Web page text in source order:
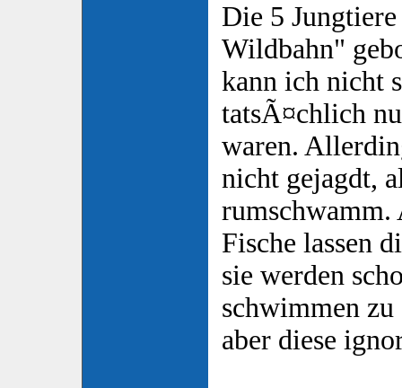
Die 5
Wildbahn"
kann ich nicht
tatsÃ¤chlich
waren.
nicht gejagdt,
rumschwamm.
Fische lassen
sie werden
schwimmen
aber diese